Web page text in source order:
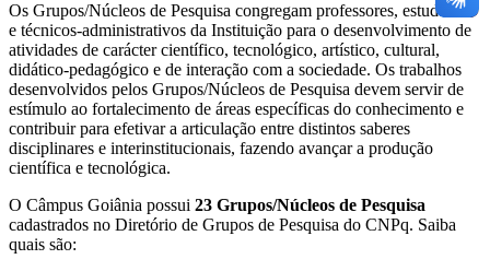
Os Grupos/Núcleos de Pesquisa congregam professores, estudantes
e técnicos-administrativos da Instituição para o desenvolvimento de
atividades de carácter científico, tecnológico, artístico, cultural,
didático-pedagógico e de interação com a sociedade. Os trabalhos
desenvolvidos pelos Grupos/Núcleos de Pesquisa devem servir de
estímulo ao fortalecimento de áreas específicas do conhecimento e
contribuir para efetivar a articulação entre distintos saberes
disciplinares e interinstitucionais, fazendo avançar a produção
científica e tecnológica.
O Câmpus Goiânia possui 23 Grupos/Núcleos de Pesquisa
cadastrados no Diretório de Grupos de Pesquisa do CNPq. Saiba
quais são: